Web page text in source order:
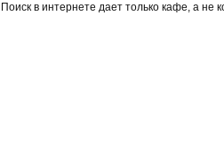
Поиск в интернете дает только кафе, а не